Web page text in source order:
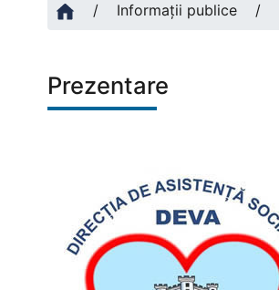
/ Informații publice /
Prezentare